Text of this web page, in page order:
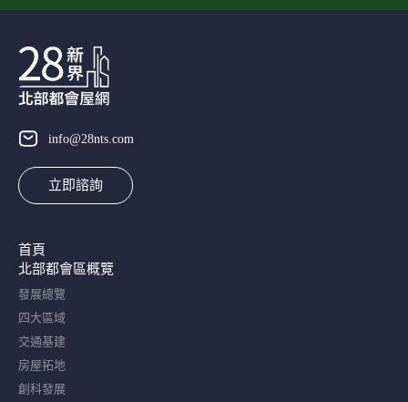
info@28nts.com
立即諮詢
首頁
北部都會區概覽​
發展總覽
四大區域
交通基建
房屋拓地
創科發展